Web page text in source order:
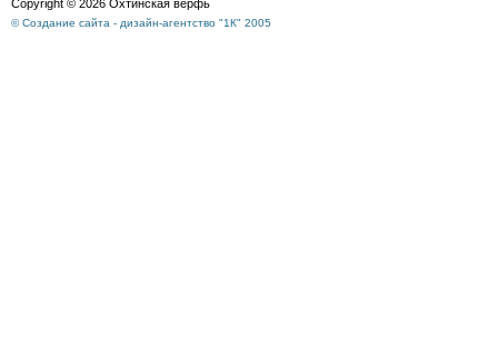
Copyright © 2026 Охтинская верфь
© Создание сайта - дизайн-агентство "1К" 2005